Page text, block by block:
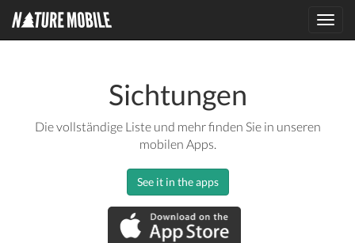
Sichtungen
Die vollständige Liste und mehr finden Sie in unseren
mobilen Apps.
See it in the apps